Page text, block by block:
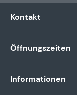
Kontakt
Öffnungszeiten
Informationen